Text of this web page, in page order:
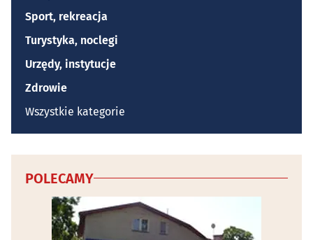
Sport, rekreacja
Turystyka, noclegi
Urzędy, instytucje
Zdrowie
Wszystkie kategorie
POLECAMY